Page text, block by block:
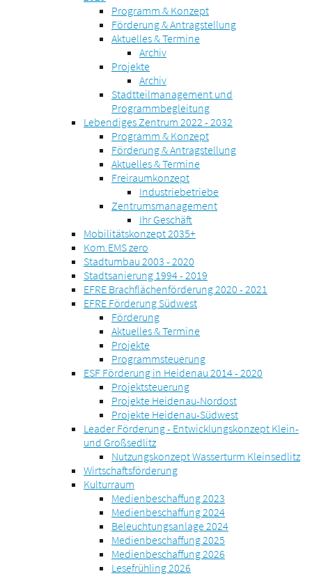
Programm & Konzept
Förderung & Antragstellung
Aktuelles & Termine
Archiv
Projekte
Archiv
Stadtteilmanagement und
Programmbegleitung
Lebendiges Zentrum 2022 - 2032
Programm & Konzept
Förderung & Antragstellung
Aktuelles & Termine
Freiraumkonzept
Industriebetriebe
Zentrumsmanagement
Ihr Geschäft
Mobilitätskonzept 2035+
Kom.EMS zero
Stadtumbau 2003 - 2020
Stadtsanierung 1994 - 2019
EFRE Brachflächenförderung 2020 - 2021
EFRE Förderung Südwest
Förderung
Aktuelles & Termine
Projekte
Programmsteuerung
ESF Förderung in Heidenau 2014 - 2020
Projektsteuerung
Projekte Heidenau-Nordost
Projekte Heidenau-Südwest
Leader Förderung - Entwicklungskonzept Klein-
und Großsedlitz
Nutzungskonzept Wasserturm Kleinsedlitz
Wirtschaftsförderung
Kulturraum
Medienbeschaffung 2023
Medienbeschaffung 2024
Beleuchtungsanlage 2024
Medienbeschaffung 2025
Medienbeschaffung 2026
Lesefrühling 2026